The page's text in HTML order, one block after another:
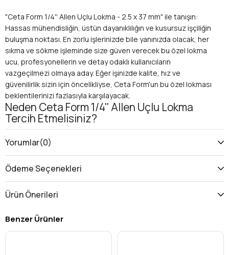
"Ceta Form 1/4'' Allen Uçlu Lokma - 2.5 x 37 mm" ile tanışın:
Hassas mühendisliğin, üstün dayanıklılığın ve kusursuz işçiliğin
buluşma noktası. En zorlu işlerinizde bile yanınızda olacak, her
sıkma ve sökme işleminde size güven verecek bu özel lokma
ucu, profesyonellerin ve detay odaklı kullanıcıların
vazgeçilmezi olmaya aday. Eğer işinizde kalite, hız ve
güvenilirlik sizin için öncelikliyse, Ceta Form'un bu özel lokması
beklentilerinizi fazlasıyla karşılayacak.
Neden Ceta Form 1/4'' Allen Uçlu Lokma
Tercih Etmelisiniz?
Bu eşsiz Allen lokma, sadece bir el aleti değil, aynı zamanda iş
verimliliğinizi artıran ve sizi olası iş kazalarından koruyan bir
Üstün Performans ve Benzersiz Dayanıklılık
Yüksek Kaliteli Krom Vanadyum Çelik:
ve yüksek tork uygulamalarına dayanacak şekilde
Hassas Üretilmiş Allen Ucu:
cıvata başlarına mükemmel oturur. Bu sayede cıvata
Yorumlar(0)
Ödeme Seçenekleri
Ürün Önerileri
Benzer Ürünler